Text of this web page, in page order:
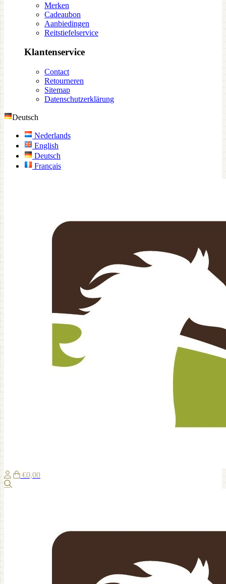
Merken
Cadeaubon
Aanbiedingen
Reitstiefelservice
Klantenservice
Contact
Retourneren
Sitemap
Datenschutzerklärung
Deutsch
Nederlands
English
Deutsch
Français
€0,00